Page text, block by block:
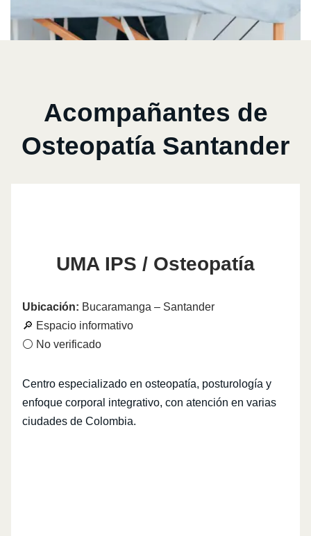
Acompañantes de
Osteopatía Santander
UMA IPS / Osteopatía
Ubicación: Bucaramanga – Santander
🔎 Espacio informativo
⚪ No verificado
Centro especializado en osteopatía, posturología y
enfoque corporal integrativo, con atención en varias
ciudades de Colombia.